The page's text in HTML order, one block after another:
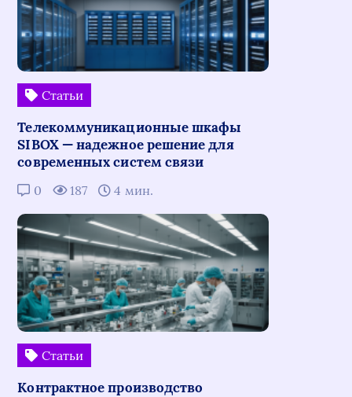
Статьи
Телекоммуникационные шкафы
SIBOX — надежное решение для
современных систем связи
0 187 4 мин.
Статьи
Контрактное производство